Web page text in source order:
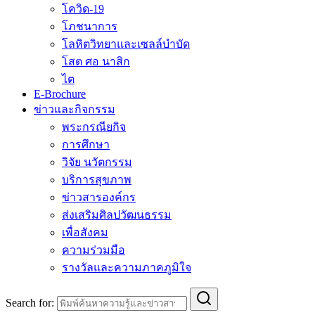
โควิด-19
โภชนาการ
โลหิตวิทยาและเซลล์บำบัด
โสต ศอ นาสิก
ไต
E-Brochure
ข่าวและกิจกรรม
พระกรณียกิจ
การศึกษา
วิจัย นวัตกรรม
บริการสุขภาพ
ข่าวสารองค์กร
ส่งเสริมศิลปวัฒนธรรม
เพื่อสังคม
ความร่วมมือ
รางวัลและความภาคภูมิใจ
Search for: